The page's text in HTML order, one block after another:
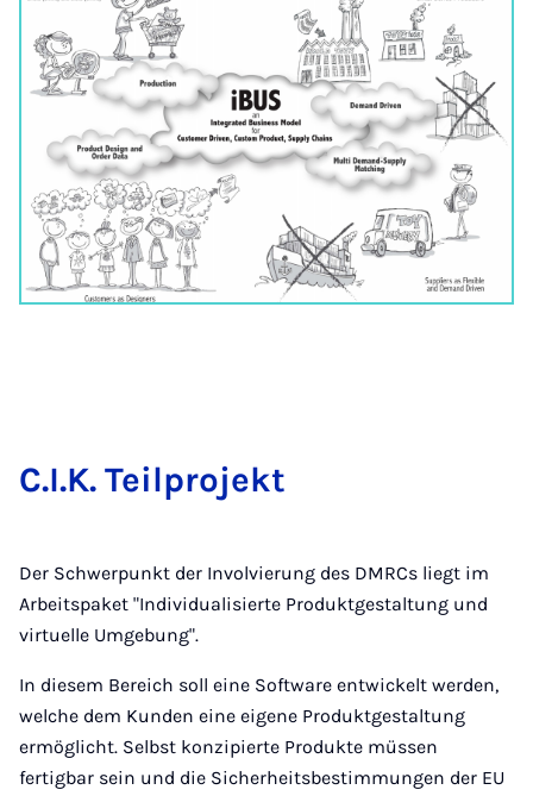
C.I.K. Teil­pro­jekt
Der Schwerpunkt der Involvierung des DMRCs liegt im
Arbeitspaket "Individualisierte Produktgestaltung und
virtuelle Umgebung".
In diesem Bereich soll eine Software entwickelt werden,
welche dem Kunden eine eigene Produktgestaltung
ermöglicht. Selbst konzipierte Produkte müssen
fertigbar sein und die Sicherheitsbestimmungen der EU